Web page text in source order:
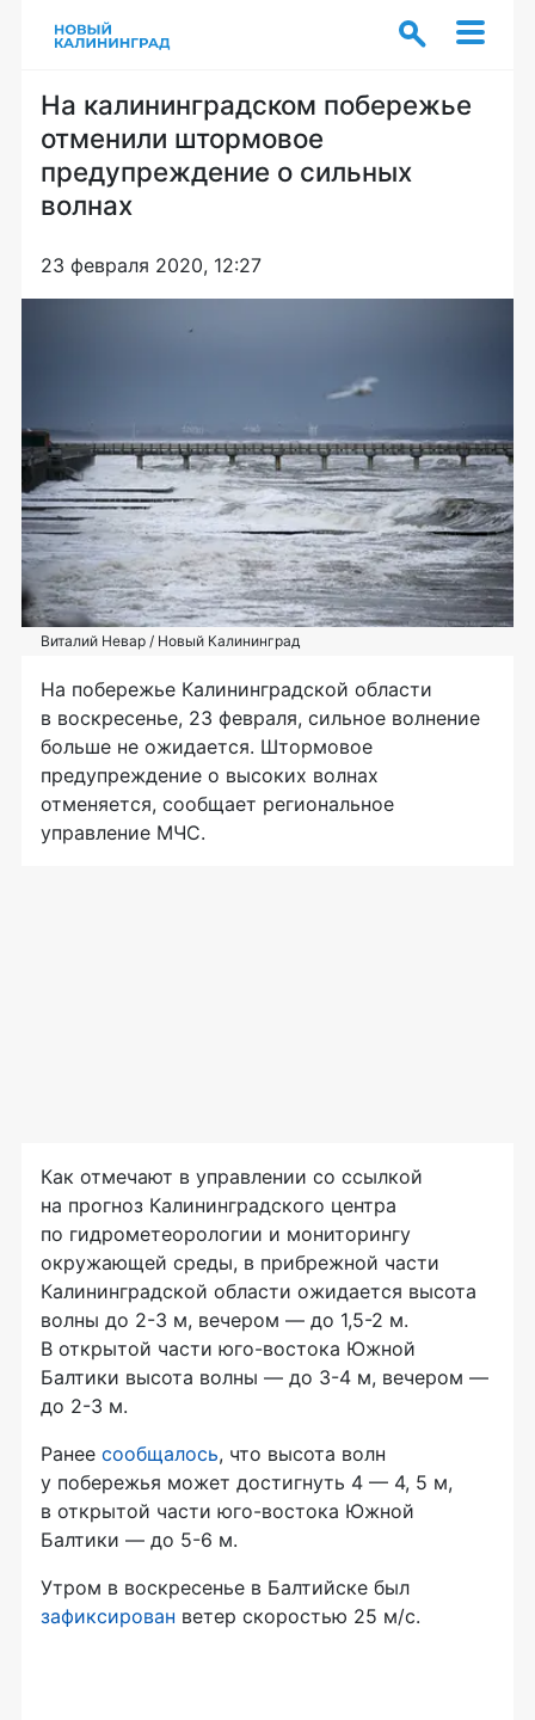
На калининградском побережье
отменили штормовое
предупреждение о сильных
волнах
23 февраля 2020, 12:27
Виталий Невар / Новый Калининград
На побережье Калининградской области
в воскресенье, 23 февраля, сильное волнение
больше не ожидается. Штормовое
предупреждение о высоких волнах
отменяется, сообщает региональное
управление МЧС.
Как отмечают в управлении со ссылкой
на прогноз Калининградского центра
по гидрометеорологии и мониторингу
окружающей среды, в прибрежной части
Калининградской области ожидается высота
волны до 2-3 м, вечером — до 1,5-2 м.
В открытой части юго-востока Южной
Балтики высота волны — до 3-4 м, вечером —
до 2-3 м.
Ранее сообщалось, что высота волн
у побережья может достигнуть 4 — 4, 5 м,
в открытой части юго-востока Южной
Балтики — до 5-6 м.
Утром в воскресенье в Балтийске был
зафиксирован ветер скоростью 25 м/с.